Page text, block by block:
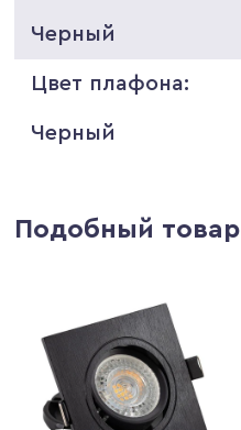
Черный
Цвет плафона:
Черный
Подобный товар